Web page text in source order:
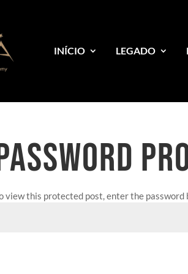
INÍCIO LEGADO
view this protected post, enter the password